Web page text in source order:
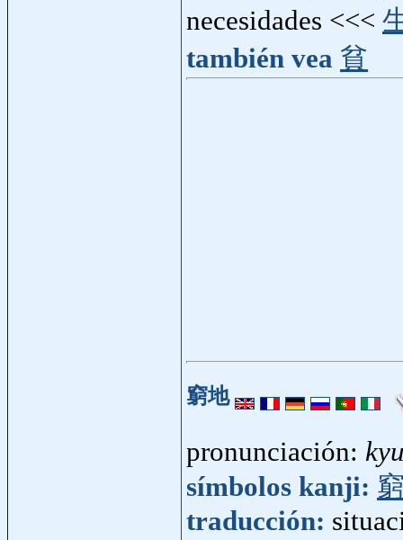
necesidades <<<
también vea 貧
窮地
pronunciación:
símbolos kanji:
traducción: